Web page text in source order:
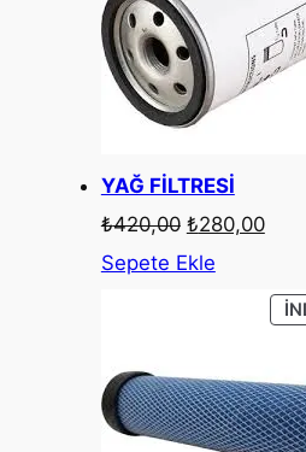
YAĞ FİLTRESİ
₺420,00 Orijinal
₺420,00.
₺280,00Şu
Sepete Ekle